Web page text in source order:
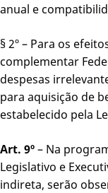
anual e
§ 2º – Para os
complementar
despesas
para aquisição de
estabelecido pela
Art. 9º– Na
Legislativo e
indireta, serão